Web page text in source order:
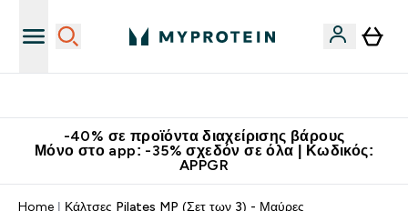
-40% σε προϊόντα διαχείρισης βάρους
Μόνο στο app: -35% σχεδόν σε όλα | Κωδικός:
APPGR
Home Κάλτσες Pilates MP (Σετ των 3) - Μαύρες